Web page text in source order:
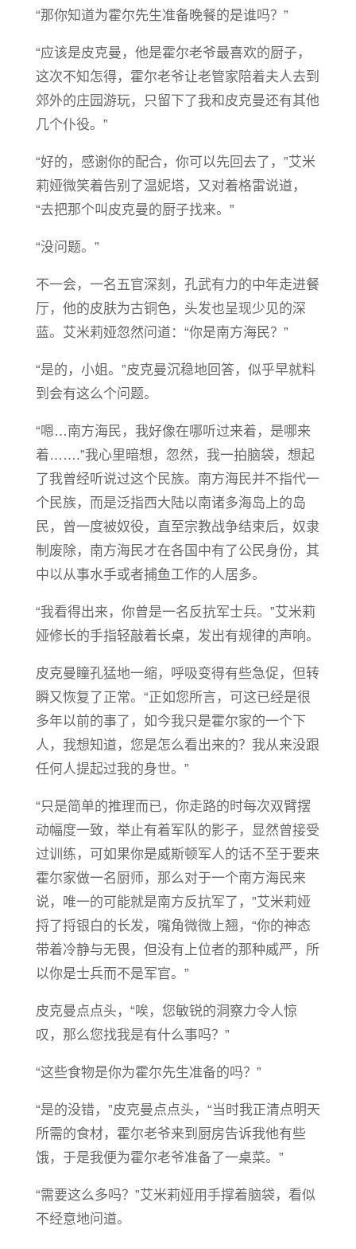
“那你知道为霍尔先生准备晚餐的是谁吗？”
“应该是皮克曼，他是霍尔老爷最喜欢的厨子，
这次不知怎得，霍尔老爷让老管家陪着夫人去到
郊外的庄园游玩，只留下了我和皮克曼还有其他
几个仆役。”
“好的，感谢你的配合，你可以先回去了，”艾米
莉娅微笑着告别了温妮塔，又对着格雷说道，
“去把那个叫皮克曼的厨子找来。”
“没问题。”
不一会，一名五官深刻，孔武有力的中年走进餐
厅，他的皮肤为古铜色，头发也呈现少见的深
蓝。艾米莉娅忽然问道：“你是南方海民？”
“是的，小姐。”皮克曼沉稳地回答，似乎早就料
到会有这么个问题。
“嗯…南方海民，我好像在哪听过来着，是哪来
着…….”我心里暗想，忽然，我一拍脑袋，想起
了我曾经听说过这个民族。南方海民并不指代一
个民族，而是泛指西大陆以南诸多海岛上的岛
民，曾一度被奴役，直至宗教战争结束后，奴隶
制废除，南方海民才在各国中有了公民身份，其
中以从事水手或者捕鱼工作的人居多。
“我看得出来，你曾是一名反抗军士兵。”艾米莉
娅修长的手指轻敲着长桌，发出有规律的声响。
皮克曼瞳孔猛地一缩，呼吸变得有些急促，但转
瞬又恢复了正常。“正如您所言，可这已经是很
多年以前的事了，如今我只是霍尔家的一个下
人，我想知道，您是怎么看出来的？我从来没跟
任何人提起过我的身世。”
“只是简单的推理而已，你走路的时每次双臂摆
动幅度一致，举止有着军队的影子，显然曾接受
过训练，可如果你是威斯顿军人的话不至于要来
霍尔家做一名厨师，那么对于一个南方海民来
说，唯一的可能就是南方反抗军了，”艾米莉娅
捋了捋银白的长发，嘴角微微上翘，“你的神态
带着冷静与无畏，但没有上位者的那种威严，所
以你是士兵而不是军官。”
皮克曼点点头，“唉，您敏锐的洞察力令人惊
叹，那么您找我是有什么事吗？”
“这些食物是你为霍尔先生准备的吗？”
“是的没错，”皮克曼点点头，“当时我正清点明天
所需的食材，霍尔老爷来到厨房告诉我他有些
饿，于是我便为霍尔老爷准备了一桌菜。”
“需要这么多吗？”艾米莉娅用手撑着脑袋，看似
不经意地问道。